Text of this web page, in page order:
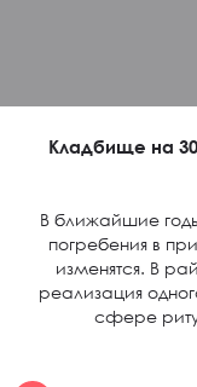
Кладбище на
В ближайшие
погребения в
изменятся. В
реализация
сфере